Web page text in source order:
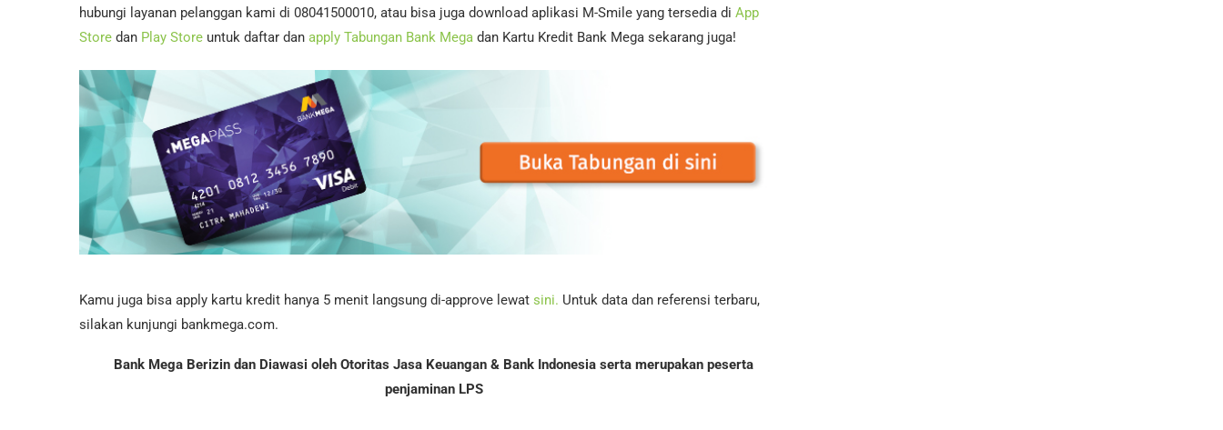
hubungi layanan pelanggan kami di 08041500010, atau bisa juga download aplikasi M-Smile yang tersedia di App
Store dan Play Store untuk daftar dan apply Tabungan Bank Mega dan Kartu Kredit Bank Mega sekarang juga!
Kamu juga bisa apply kartu kredit hanya 5 menit langsung di-approve lewat sini. Untuk data dan referensi terbaru,
silakan kunjungi bankmega.com.
Bank Mega Berizin dan Diawasi oleh Otoritas Jasa Keuangan & Bank Indonesia serta merupakan peserta
penjaminan LPS